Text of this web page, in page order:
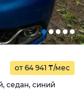
от 64 941 ₸/мес
седан, синий